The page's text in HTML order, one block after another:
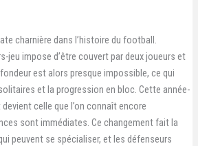
charnière dans l’histoire du football.
jeu impose d’être couvert par deux joueurs et
est alors presque impossible, ce qui
et la progression en bloc. Cette année-
celle que l’on connaît encore
sont immédiates. Ce changement fait la
peuvent se spécialiser, et les défenseurs